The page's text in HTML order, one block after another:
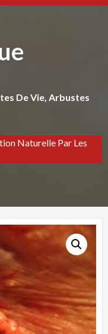
De Vie, Arbustes
Naturelle Par Les